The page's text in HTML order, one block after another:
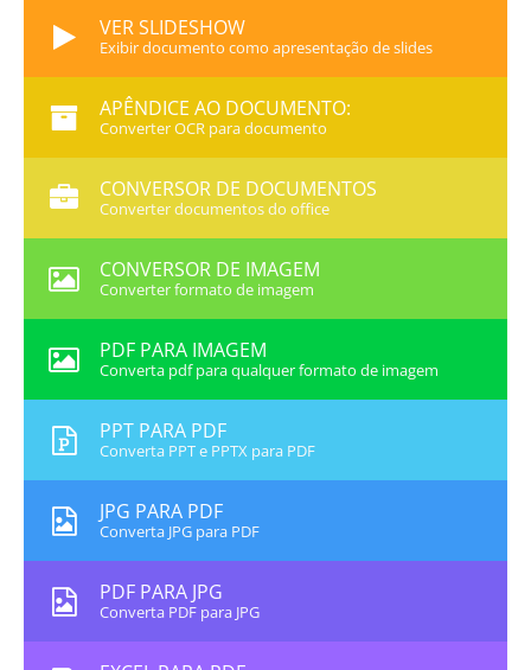
VER SLIDESHOW
Exibir documento como apresentação de slides
APÊNDICE AO DOCUMENTO:
Converter OCR para documento
CONVERSOR DE DOCUMENTOS
Converter documentos do office
CONVERSOR DE IMAGEM
Converter formato de imagem
PDF PARA IMAGEM
Converta pdf para qualquer formato de imagem
PPT PARA PDF
Converta PPT e PPTX para PDF
JPG PARA PDF
Converta JPG para PDF
PDF PARA JPG
Converta PDF para JPG